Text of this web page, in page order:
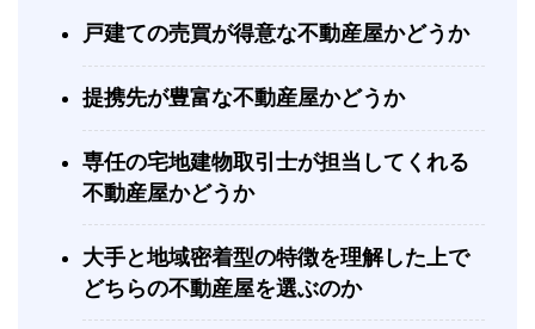
戸建ての売買が得意な不動産屋かどうか
提携先が豊富な不動産屋かどうか
専任の宅地建物取引士が担当してくれる
不動産屋かどうか
大手と地域密着型の特徴を理解した上で
どちらの不動産屋を選ぶのか